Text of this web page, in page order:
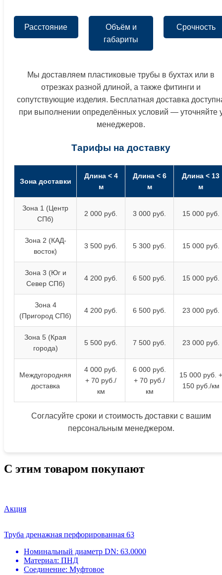
Расстояние
Объём и
габариты
Срочность
Мы доставляем пластиковые трубы в бухтах или в
отрезках разной длиной, а также фитинги и
сопутствующие изделия. Бесплатная доставка
при выполнении определённых условий — уточняйте
менеджеров.
Тарифы на доставку
Зона доставки
Длина < 4
м
Длина < 6
м
Длина < 13
м
Зона 1 (Центр
СПб)
2 000 руб. 3 000 руб. 15 000 руб.
Зона 2 (КАД-
восток)
3 500 руб. 5 300 руб. 15 000 руб.
Зона 3 (Юг и
Север СПб)
4 200 руб. 6 500 руб. 15 000 руб.
Зона 4
(Пригород СПб)
4 200 руб. 6 500 руб. 23 000 руб.
Зона 5 (Края
города)
5 500 руб. 7 500 руб. 23 000 руб.
Междугородняя
доставка
4 000 руб.
+ 70 руб./
км
6 000 руб.
+ 70 руб./
км
15 000 руб. +
150 руб./км
Согласуйте сроки и стоимость доставки с вашим
персональным менеджером.
С этим товаром покупают
Акция
Труба дренажная перфорированная 63
Номинальный диаметр DN: 63.0000
Материал: ПНД
Соединение: Муфтовое